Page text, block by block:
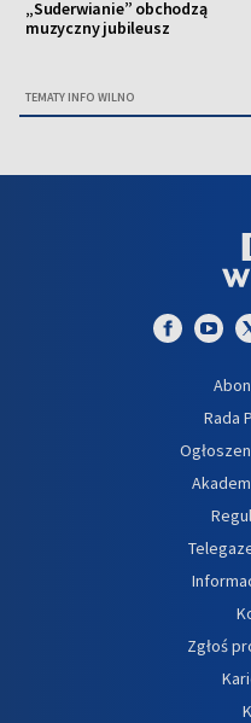
„Suderwianie” obchodzą
muzyczny jubileusz
TEMATY INFO WILNO
Rada
Zgłoś